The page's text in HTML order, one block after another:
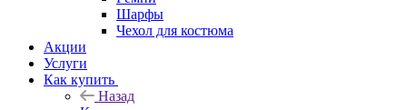
Шарфы
Чехол для костюма
Акции
Услуги
Как купить
Назад